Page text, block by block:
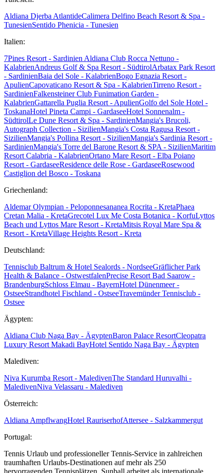
Aldiana Djerba AtlantideCalimera Delfino Beach Resort & Spa -
TunesienSentido Phenicia - Tunesien
Italien:
7Pines Resort - Sardinien Aldiana Club Rocca Nettuno -
KalabrienAndreus Golf & Spa Resort - SüdtirolArbatax Park Resort
- SardinienBaia del Sole - KalabrienBogo Egnazia Resort -
ApulienCapovaticano Resort & Spa - KalabrienTirreno Resort -
SardinienFalkensteiner Club Funimation Garden -
KalabrienGattarella Puglia Resort - ApulienGolfo del Sole Hotel -
ToskanaHotel Pineta Campi - GardaseeHotel Sonnenalm -
SüdtirolLe Dune Resort & Spa - SardinienMangia's Brucoli,
Autograph Collection - SizilienMangia's Costa Ragusa Resort -
SizilienMangia's Pollina Resort - SizilienMangia's Sardinia Resort -
SardinienMangia's Torre del Barone Resort & SPA - SizilienMaritim
Resort Calabria - KalabrienOrtano Mare Resort - Elba Poiano
Resort - GardaseeResidence delle Rose - GardaseeRosewood
Castiglion del Bosco - Toskana
Griechenland:
Aldemar Olympian - Peloponnesananea Rocrita - KretaPhaea
Cretan Malia - KretaGrecotel Lux Me Costa Botanica - KorfuLyttos
Beach und Lyttos Mare Resort - KretaMitsis Royal Mare Spa &
Resort - KretaVillage Heights Resort - Kreta
Deutschland:
Tennisclub Baltrum & Hotel Sealords - NordseeGräflicher Park
Health & Balance - OstwestfalenPrecise Resort Bad Saarow -
BrandenburgSchloss Elmau - BayernHotel Dünenmeer -
OstseeStrandhotel Fischland - OstseeTravemünder Tennisclub -
Ostsee
Ägypten:
Aldiana Club Naga Bay - ÄgyptenBaron Palace ResortCleopatra
Luxury Resort Makadi BayHotel Sentido Naga Bay - Ägypten
Malediven:
Niva Kurumba Resort - MaledivenThe Standard Huruvalhi -
MaledivenNiva Velassaru - Malediven
Österreich:
Aldiana AmpflwangHotel RauriserhofAttersee - Salzkammergut
Portugal:
Tennis Urlaub und professioneller Tennis-Service in zahlreichen
traumhaften Urlaubs-Destinationen auf mehr als 250